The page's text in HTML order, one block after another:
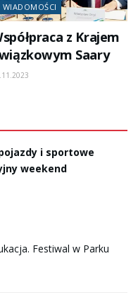
WIADOMOŚCI
z Krajem
Saary
i sportowe
weekend
Festiwal w Parku